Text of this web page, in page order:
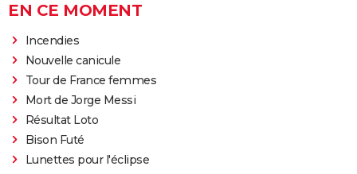
EN CE MOMENT
Incendies
Nouvelle canicule
Tour de France femmes
Mort de Jorge Messi
Résultat Loto
Bison Futé
Lunettes pour l'éclipse